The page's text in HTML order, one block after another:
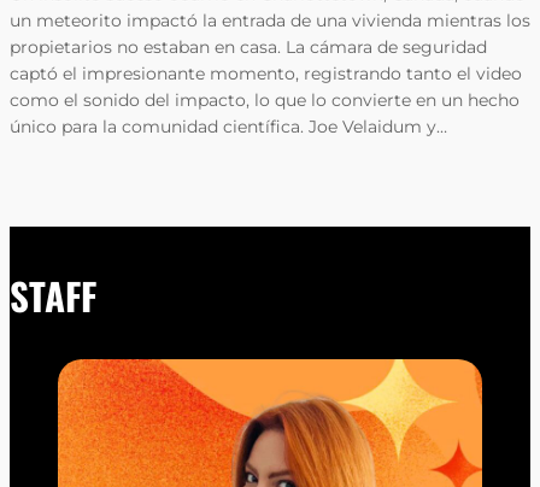
un meteorito impactó la entrada de una vivienda mientras los
propietarios no estaban en casa. La cámara de seguridad
captó el impresionante momento, registrando tanto el video
como el sonido del impacto, lo que lo convierte en un hecho
único para la comunidad científica. Joe Velaidum y…
STAFF